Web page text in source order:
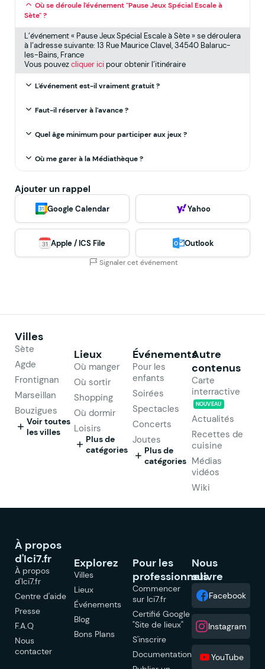
Où se déroule l'événement "Pause Jeux Spécial Escale à
Sète" ?
L’événement « Pause Jeux Spécial Escale à Sète » se déroulera
à l’adresse suivante: 13 Rue Maurice Clavel, 34540 Balaruc-
les-Bains, France
Vous pouvezcliquer icipour obtenir l’itinéraire
L'événement est-il vraiment gratuit ?
Faut-il réserver à l'avance ?
Quel âge minimum pour participer aux jeux ?
Où me garer à la Médiathèque ?
Ajouter un rappel
Google Calendar Yahoo
Apple / ICS File Outlook
Signaler cet événement
Villes
Sète
Agde
Frontignan
Marseillan
Bouzigues
Voir toutes
les villes
Lieux
Où manger
Où sortir
Shopping
Où dormir
Loisirs
Plus de
catégories
Événements
Pour les
enfants
Soirées
Spectacles
Concerts
Joutes
Plus de
catégories
Autre
contenus
Carte
interractive
NOUVEAU
Actualités
Recettes de
cuisine
Médias
vidéos
Wiki
À propos
d'Ici7.fr
À propos
d'Ici7.fr
Centre d'aide
Presse
F.A.Q
Nous
contacter
Explorez
Villes
Lieux
Événements
Blog
Bons Plans
Pour les
professionnels
Commencer
sur Ici7.fr
Certifié Google
"Site de lieux"
S'inscrire
Documentation
Nous
suivre
Facebook
Instagram
YouTube